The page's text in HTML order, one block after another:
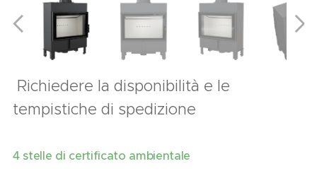
Richiedere la disponibilità e le
tempistiche di spedizione
4 stelle di certificato ambientale